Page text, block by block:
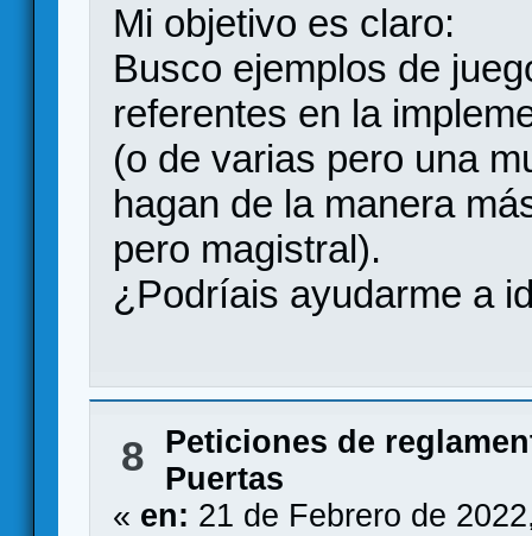
Mi objetivo es claro:
Busco ejemplos de
referentes en la
(o de varias pero una
hagan de la manera
pero magistral).
¿Podríais ayudarme a
8
Peticiones de
Puertas
« en: 21 de Febrero de